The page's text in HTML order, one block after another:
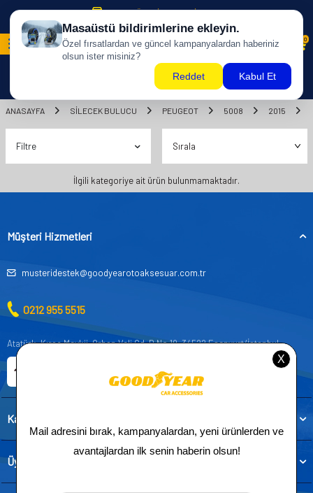
500 TL ÜZERİ KARGO BİZDEN !
0
ANASAYFA SILECEK BULUCU PEUGEOT 5008 2015
Filtre
İlgili kategoriye ait ürün bulunmamaktadır.
Müşteri Hizmetleri
musteridestek@goodyearotoaksesuar.com.tr
0212 955 5515
Atatürk, Kıraç Mevkii, Orhan Veli Cd. D:No:19, 34522 Esenyurt/İstanbul
Kategoriler
Üye